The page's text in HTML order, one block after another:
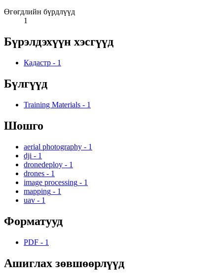
Өгөгдлийн бүрдлүүд
1
Бүрэлдэхүүн хэсгүүд
Кадастр - 1
Бүлгүүд
Training Materials - 1
Шошго
aerial photography - 1
dji - 1
dronedeploy - 1
drones - 1
image processing - 1
mapping - 1
uav - 1
Форматууд
PDF - 1
Ашиглах зөвшөөрлүүд